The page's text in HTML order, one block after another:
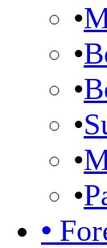
•
•
•
•
•
•
•